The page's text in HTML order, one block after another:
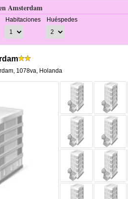
Amsterdam
Habitaciones Huéspedes
, 1078va, Holanda